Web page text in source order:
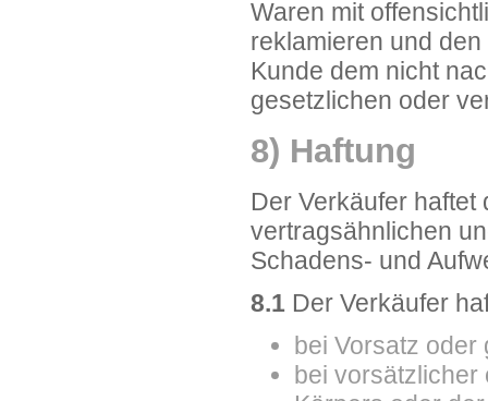
Waren mit
reklamieren und
Kunde dem nicht
gesetzlichen oder
8) Haftung
Der Verkäufer
vertragsähnlichen
Schadens- und
8.1 Der Verkäufer
bei Vorsatz oder
bei vorsätzlicher